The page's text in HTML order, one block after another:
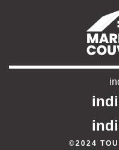
©2024